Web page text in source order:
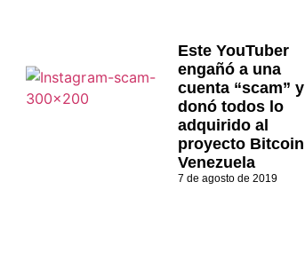
Este YouTuber
engañó a una
cuenta “scam” y
donó todos lo
adquirido al
proyecto Bitcoin
Venezuela
7 de agosto de 2019